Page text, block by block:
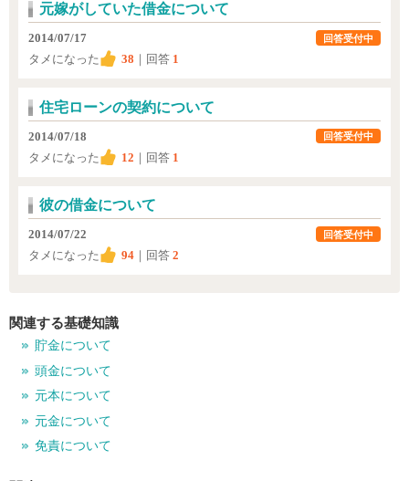
元嫁がしていた借金について
2014/07/17
タメになった
38 ｜回答 1
回答受付中
住宅ローンの契約について
2014/07/18
タメになった
12 ｜回答 1
回答受付中
彼の借金について
2014/07/22
タメになった
94 ｜回答 2
回答受付中
関連する基礎知識
貯金について
頭金について
元本について
元金について
免責について